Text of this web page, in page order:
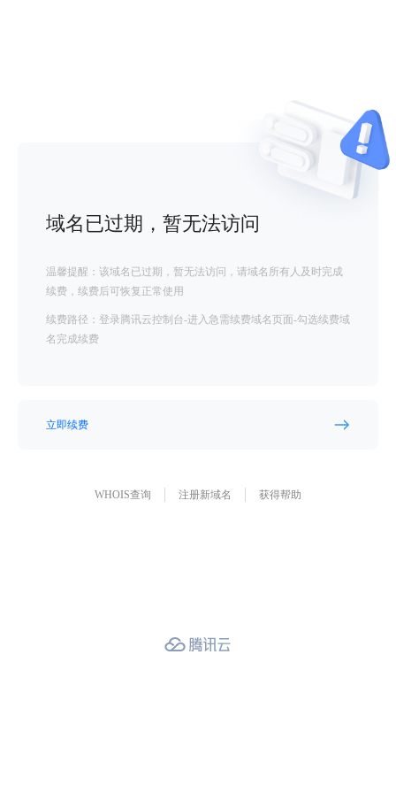
域名已过期，暂无法访问
温馨提醒：该域名已过期，暂无法访问，请域名所有人及时完成
续费，续费后可恢复正常使用
续费路径：登录腾讯云控制台-进入急需续费域名页面-勾选续费域
名完成续费
立即续费
WHOIS查询 注册新域名 获得帮助